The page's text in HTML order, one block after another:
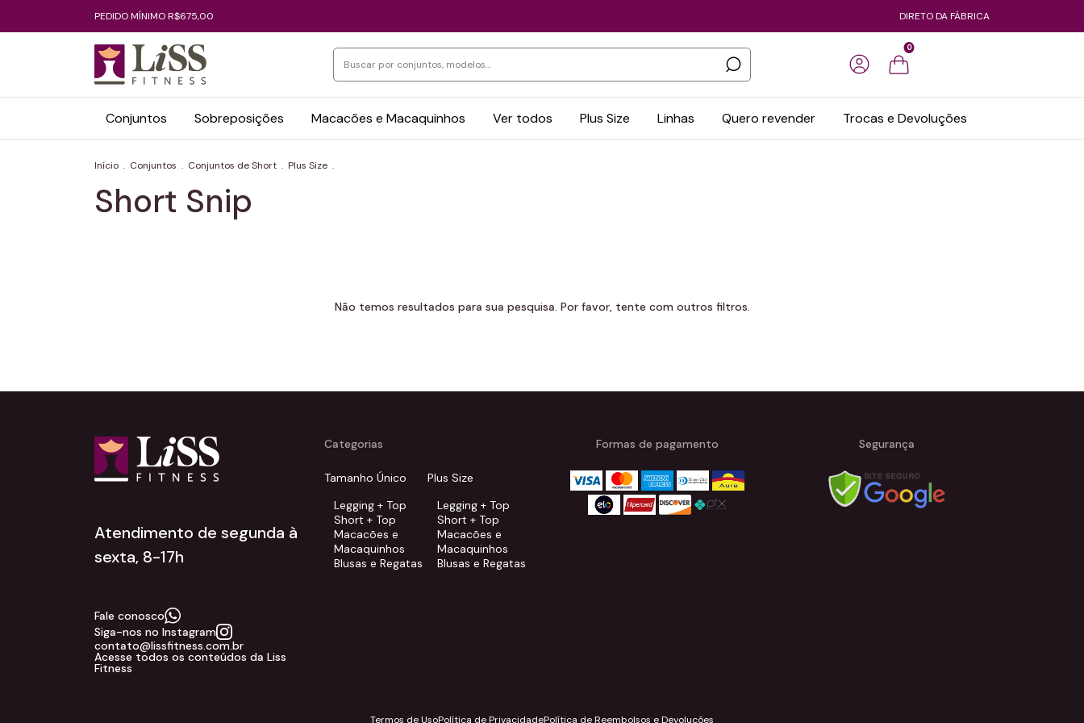
PEDIDO MÍNIMO R$675,00 DIRETO DA FÁBRICA
0
Conjuntos Sobreposições Macacões e Macaquinhos Ver todos Plus Size Linhas Quero revender Trocas e Devoluções
Início . Conjuntos . Conjuntos de Short . Plus Size .
Short Snip
Não temos resultados para sua pesquisa. Por favor, tente com outros filtros.
Atendimento de segunda à
sexta, 8-17h
Fale conosco
Siga-nos no Instagram
contato@lissfitness.com.br
Acesse todos os conteúdos da Liss
Fitness
Categorias
Tamanho Único
Legging + Top
Short + Top
Macacões e
Macaquinhos
Blusas e Regatas
Plus Size
Legging + Top
Short + Top
Macacões e
Macaquinhos
Blusas e Regatas
Formas de pagamento Segurança
Termos de UsoPolítica de PrivacidadePolítica de Reembolsos e Devoluções